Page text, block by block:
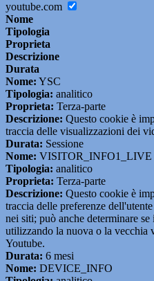
youtube.com
Nome
Tipologia
Proprieta
Descrizione
Durata
Nome: YSC
Tipologia: analitico
Proprieta: Terza-parte
Descrizione: Questo cookie è
traccia delle visualizzazioni dei
Durata: Sessione
Nome: VISITOR_INFO1_LIVE
Tipologia: analitico
Proprieta: Terza-parte
Descrizione: Questo cookie è
traccia delle preferenze
nei siti; può anche determinare
utilizzando la nuova o la vecchia
Youtube.
Durata: 6 mesi
Nome: DEVICE_INFO